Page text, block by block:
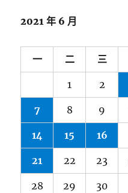
2021 年 6 月
一 二 三
1 2
7 8 9
14 15 16
21 22 23
28 29 30